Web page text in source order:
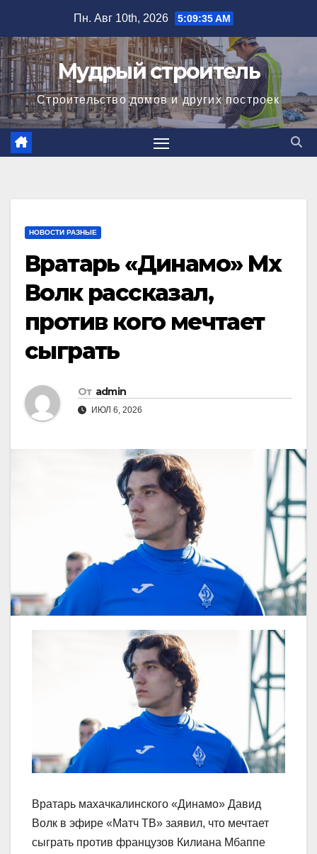
содержимому
Пн. Авг 10th, 2026 5:09:36 AM
Мудрый строитель
Строительство домов и других построек
НОВОСТИ РАЗНЫЕ
Вратарь «Динамо» Мх
Волк рассказал,
против кого мечтает
сыграть
От admin
ИЮЛ 6, 2026
Вратарь махачкалинского «Динамо» Давид
Волк в эфире «Матч ТВ» заявил, что мечтает
сыграть против французов Килиана Мбаппе